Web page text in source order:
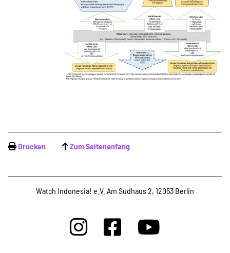
Projekte
Kampagne
Stellenangebote
Werde Mitglied
Newsletter abonnieren
Drucken Zum Seitenanfang
Watch Indonesia! e.V. Am Sudhaus 2, 12053 Berlin